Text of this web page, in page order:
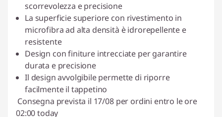
scorrevolezza e precisione
La superficie superiore con rivestimento in
microfibra ad alta densità è idrorepellente e
resistente
Design con finiture intrecciate per garantire
durata e precisione
Il design avvolgibile permette di riporre
facilmente il tappetino
Consegna prevista il 17/08 per ordini entro le ore
02:00 today